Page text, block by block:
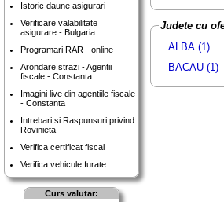
Istoric daune asigurari
Verificare valabilitate
asigurare - Bulgaria
Programari RAR - online
Arondare strazi - Agentii
fiscale - Constanta
Imagini live din agentiile fiscale
- Constanta
Intrebari si Raspunsuri privind
Rovinieta
Verifica certificat fiscal
Verifica vehicule furate
Curs valutar:
Judete cu
ALBA (1)
BACAU (1)